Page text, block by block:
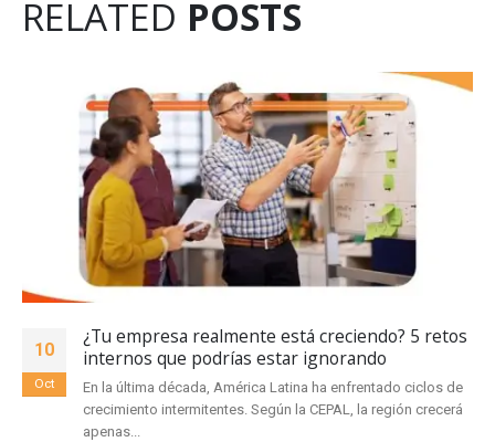
RELATED POSTS
10
Oct
¿Tu empresa realmente está creciendo? 5 retos
internos que podrías estar ignorando
En la última década, América Latina ha enfrentado ciclos de
crecimiento intermitentes. Según la CEPAL, la región crecerá
apenas...